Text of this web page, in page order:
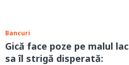
Bancuri
Gică face poze pe malul
sa îl strigă disperată: